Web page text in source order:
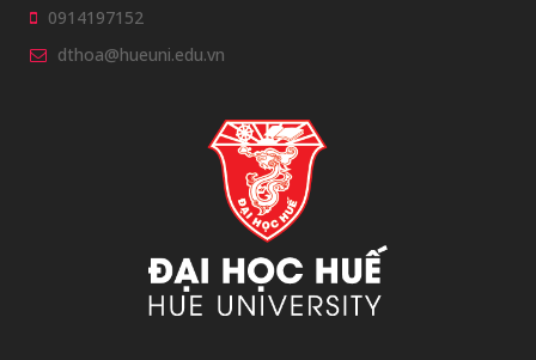
0914197152
dthoa@hueuni.edu.vn